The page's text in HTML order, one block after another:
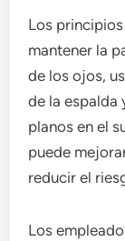
Los
mantener la
de los ojos,
de la espalda
planos en el
puede
reducir el
Los